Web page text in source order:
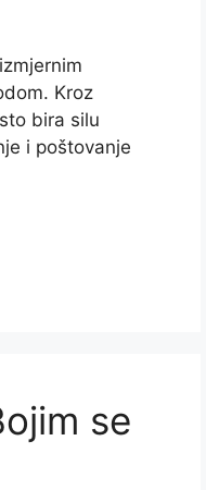
Kroz
bira silu
i poštovanje
se